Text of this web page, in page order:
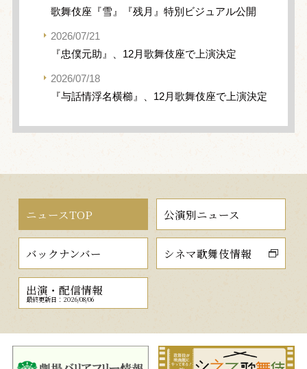
歌舞伎座『雪』『残月』特別ビジュアル公開
2026/07/21
『忠僕元助』、12月歌舞伎座で上演決定
2026/07/18
『与話情浮名横櫛』、12月歌舞伎座で上演決定
ニュースTOP 公演別ニュース
バックナンバー シネマ歌舞伎情報
出演・配信情報
最終更新日：2026/08/06